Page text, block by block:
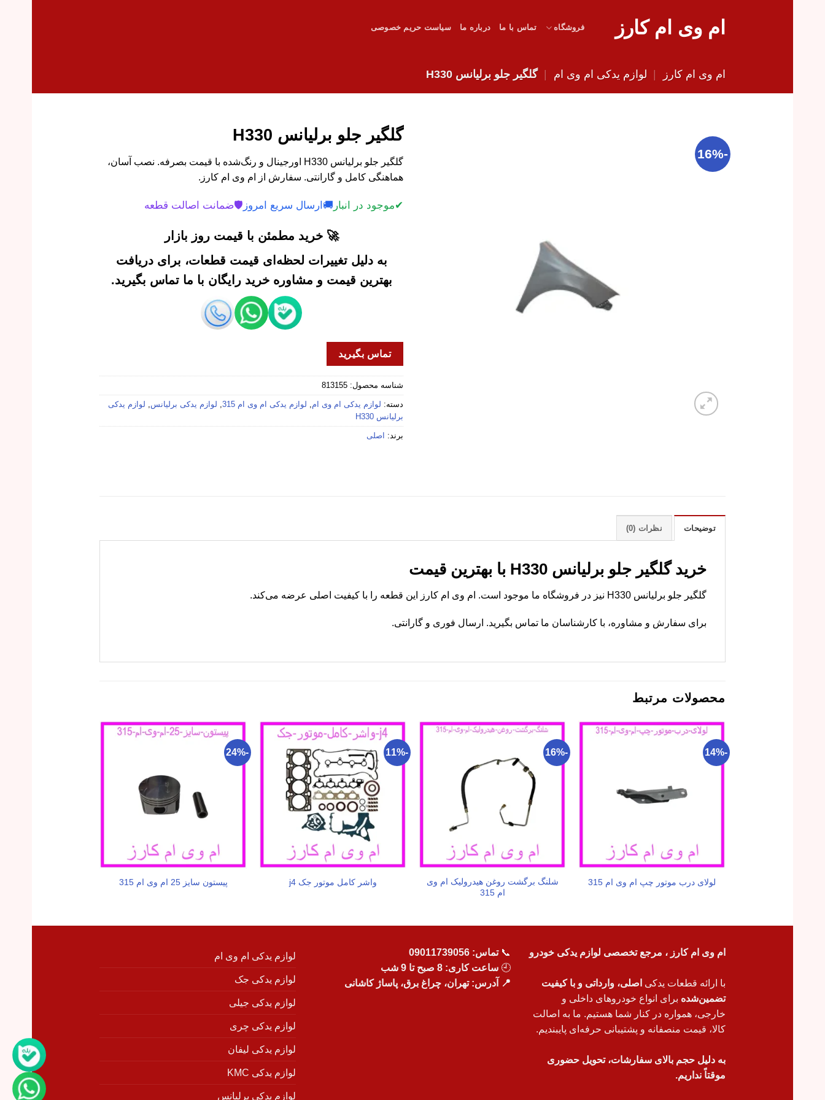
ام وی ام کارز فروشگاه تماس با ما درباره ما سیاست حریم خصوصی
ام وی ام کارز | لوازم یدکی ام وی ام | گلگیر جلو برلیانس H330
-16%
گلگیر جلو برلیانس H330
گلگیر جلو برلیانس H330 اورجینال و رنگ‌شده با قیمت بصرفه. نصب آسان،
هماهنگی کامل و گارانتی. سفارش از ام وی ام کارز.
✔موجود در انبار 🚚 ارسال سریع امروز 🛡️ضمانت اصالت قطعه
🚀 خرید مطمئن با قیمت روز بازار
به دلیل تغییرات لحظه‌ای قیمت قطعات، برای دریافت
بهترین قیمت و مشاوره خرید رایگان با ما تماس بگیرید.
تماس بگیرید
شناسه محصول: 813155
دسته: لوازم یدکی ام وی ام لوازم یدکی ام وی ام 315 لوازم یدکی برلیانس
لوازم یدکی
برلیانس H330
برند: اصلی
توضیحات نظرات (0)
خرید گلگیر جلو برلیانس H330 با بهترین قیمت
گلگیر جلو برلیانس H330 نیز در فروشگاه ما موجود است. ام وی ام کارز این قطعه را با کیفیت اصلی عرضه می‌کند.
برای سفارش و مشاوره، با کارشناسان ما تماس بگیرید. ارسال فوری و گارانتی.
محصولات مرتبط
-14%
لولای درب موتور چپ ام وی ام 315
-16%
شلنگ برگشت روغن هیدرولیک ام وی
ام 315
-11%
واشر کامل موتور جک j4
-24%
پیستون سایز 25 ام وی ام 315
ام وی ام کارز ، مرجع تخصصی لوازم یدکی خودرو
با ارائه قطعات یدکی اصلی، وارداتی و با کیفیت
تضمین‌شده برای انواع خودروهای داخلی و
خارجی، همواره در کنار شما هستیم. ما به اصالت
کالا، قیمت منصفانه و پشتیبانی حرفه‌ای پایبندیم.
به دلیل حجم بالای سفارشات، تحویل حضوری
موقتاً نداریم.
📞تماس: 09011739056
🕘 ساعت کاری: 8 صبح تا 9 شب
📍 آدرس: تهران، چراغ برق، پاساژ کاشانی
لوازم یدکی ام وی ام
لوازم یدکی جک
لوازم یدکی جیلی
لوازم یدکی چری
لوازم یدکی لیفان
لوازم یدکی KMC
لوازم یدکی برلیانس